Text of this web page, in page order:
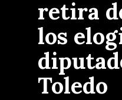
retira
los
Toledo